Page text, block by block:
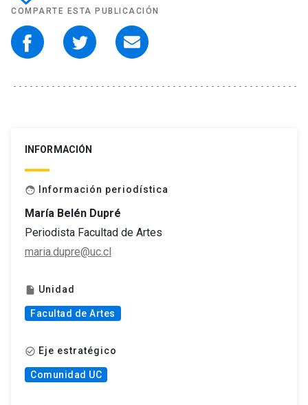
COMPARTE ESTA PUBLICACIÓN
INFORMACIÓN
face Información periodística
María Belén Dupré
Periodista Facultad de Artes
maria.dupre@uc.cl
insert_drive_file Unidad
Facultad de Artes
check_circle_outline Eje estratégico
Comunidad UC